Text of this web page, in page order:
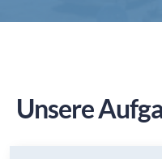
Unsere